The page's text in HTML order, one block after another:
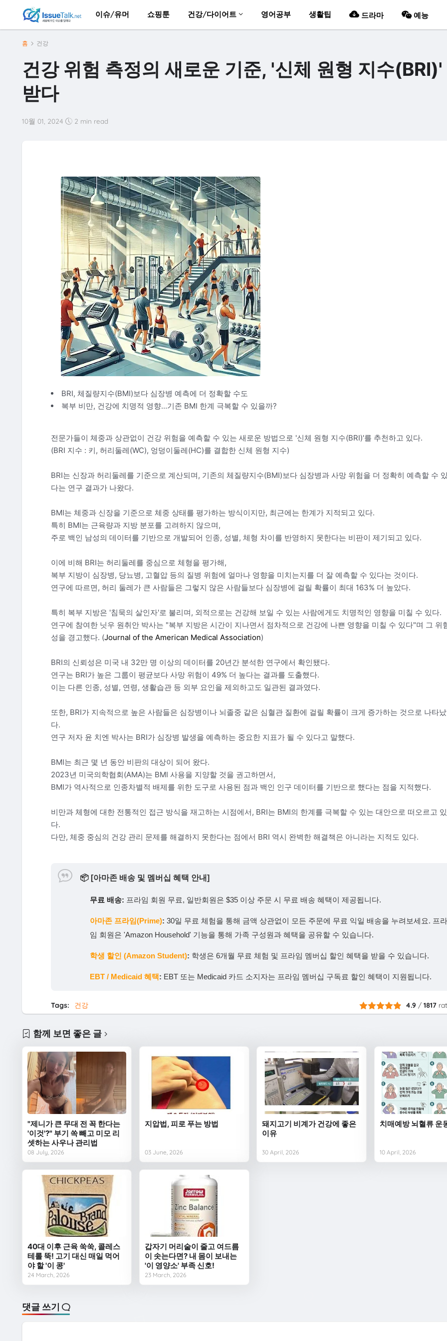
이슈/유머 쇼핑툰 건강/다이어트 영어공부 생활팁 드라마 예능
홈 건강
건강 위험 측정의 새로운 기준, '신체 원형 지수
받다
10월 01, 2024 2 min read
BRI, 체질량지수(BMI)보다 심장병 예측에 더 정확할 수도
복부 비만, 건강에 치명적 영향…기존 BMI 한계 극복할 수 있을까?
전문가들이 체중과 상관없이 건강 위험을 예측할 수 있는 새로운 방법으로 '신체 원형 지수(BRI)'를 추천하고 있다.
(BRI 지수 : 키, 허리둘레(WC), 엉덩이둘레(HC)를 결합한 신체 원형 지수)
BRI는 신장과 허리둘레를 기준으로 계산되며, 기존의 체질량지수(BMI)보다 심장병과 사망 위험을 더 정확히 예측할 수
다는 연구 결과가 나왔다.
BMI는 체중과 신장을 기준으로 체중 상태를 평가하는 방식이지만, 최근에는 한계가 지적되고 있다.
특히 BMI는 근육량과 지방 분포를 고려하지 않으며,
주로 백인 남성의 데이터를 기반으로 개발되어 인종, 성별, 체형 차이를 반영하지 못한다는 비판이 제기되고 있다.
이에 비해 BRI는 허리둘레를 중심으로 체형을 평가해,
복부 지방이 심장병, 당뇨병, 고혈압 등의 질병 위험에 얼마나 영향을 미치는지를 더 잘 예측할 수 있다는 것이다.
연구에 따르면, 허리 둘레가 큰 사람들은 그렇지 않은 사람들보다 심장병에 걸릴 확률이 최대 163% 더 높았다.
특히 복부 지방은 '침묵의 살인자'로 불리며, 외적으로는 건강해 보일 수 있는 사람에게도 치명적인 영향을 미칠 수 있다.
연구에 참여한 닛우 원취안 박사는 "복부 지방은 시간이 지나면서 점차적으로 건강에 나쁜 영향을 미칠 수 있다"며 그 위
성을 경고했다. (Journal of the American Medical Association)
BRI의 신뢰성은 미국 내 32만 명 이상의 데이터를 20년간 분석한 연구에서 확인됐다.
연구는 BRI가 높은 그룹이 평균보다 사망 위험이 49% 더 높다는 결과를 도출했다.
이는 다른 인종, 성별, 연령, 생활습관 등 외부 요인을 제외하고도 일관된 결과였다.
또한, BRI가 지속적으로 높은 사람들은 심장병이나 뇌졸중 같은 심혈관 질환에 걸릴 확률이 크게 증가하는 것으로 나타났
다.
연구 저자 윤 치엔 박사는 BRI가 심장병 발생을 예측하는 중요한 지표가 될 수 있다고 말했다.
BMI는 최근 몇 년 동안 비판의 대상이 되어 왔다.
2023년 미국의학협회(AMA)는 BMI 사용을 지양할 것을 권고하면서,
BMI가 역사적으로 인종차별적 배제를 위한 도구로 사용된 점과 백인 인구 데이터를 기반으로 했다는 점을 지적했다.
비만과 체형에 대한 전통적인 접근 방식을 재고하는 시점에서, BRI는 BMI의 한계를 극복할 수 있는 대안으로 떠오르고 있
다.
다만, 체중 중심의 건강 관리 문제를 해결하지 못한다는 점에서 BRI 역시 완벽한 해결책은 아니라는 지적도 있다.
📦 [아마존 배송 및 멤버십 혜택 안내]
무료 배송: 프라임 회원 무료, 일반회원은 $35 이상 주문 시 무료 배송 혜택이 제공됩니다.
아마존 프라임(Prime): 30일 무료 체험을 통해 금액 상관없이 모든 주문에 무료 익일 배송을 누려보세요. 프
임 회원은 'Amazon Household' 기능을 통해 가족 구성원과 혜택을 공유할 수 있습니다.
학생 할인 (Amazon Student): 학생은 6개월 무료 체험 및 프라임 멤버십 할인 혜택을 받을 수 있습니다.
EBT / Medicaid 혜택: EBT 또는 Medicaid 카드 소지자는 프라임 멤버십 구독료 할인 혜택이 지원됩니다.
Tags: 건강 4.9 /1817
함께 보면 좋은 글
"제니가 큰 무대 전 꼭 한다는
'이것'?" 부기 쏙 빼고 미모 리
셋하는 사우나 관리법
08 July, 2026
지압법, 피로 푸는 방법
03 June, 2026
돼지고기 비계가 건강에 좋은
이유
30 April, 2026
치매예방 뇌혈류 운
10 April, 2026
40대 이후 근육 쑥쑥, 콜레스
테롤 뚝! 고기 대신 매일 먹어
야 할 '이 콩'
24 March, 2026
갑자기 머리숱이 줄고 여드름
이 솟는다면? 내 몸이 보내는
'이 영양소' 부족 신호!
23 March, 2026
댓글 쓰기